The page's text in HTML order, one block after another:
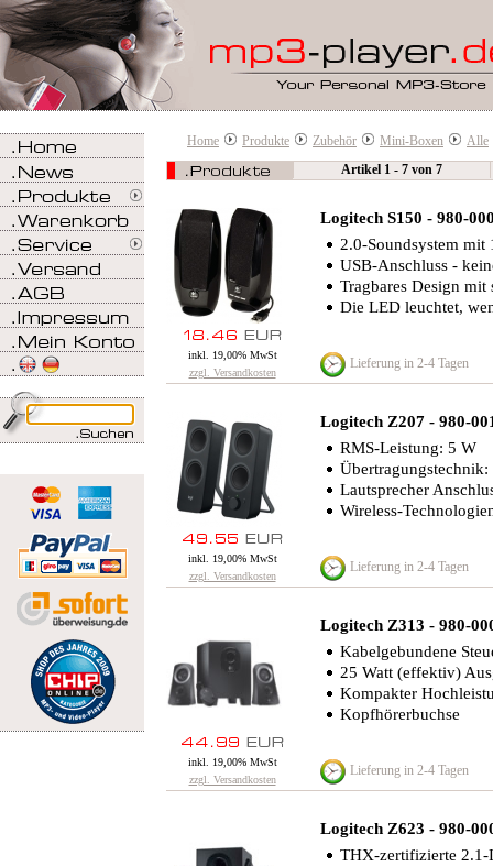
Home Produkte Zubehör Mini-Boxen
Alle
Artikel 1 - 7 von 7
Logitech S150 - 980-
2.0-Soundsystem mit
USB-Anschluss -
Tragbares Design
Die LED leuchtet,
inkl. 19,00% MwSt
zzgl. Versandkosten
Lieferung in 2-4 Tagen
Logitech Z207 - 980-
RMS-Leistung: 5 W
Lautsprecher
Wireless-
inkl. 19,00% MwSt
zzgl. Versandkosten
Lieferung in 2-4 Tagen
Logitech Z313 - 980-
Kabelgebundene
25 Watt (effektiv)
Kompakter
Kopfhörerbuchse
inkl. 19,00% MwSt
zzgl. Versandkosten
Lieferung in 2-4 Tagen
Logitech Z623 - 980-
THX-zertifizierte 2.1-